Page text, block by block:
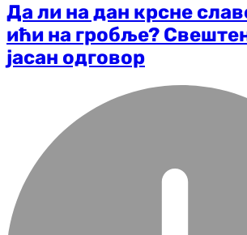
Да ли на дан крсне
ићи на гробље?
јасан одговор